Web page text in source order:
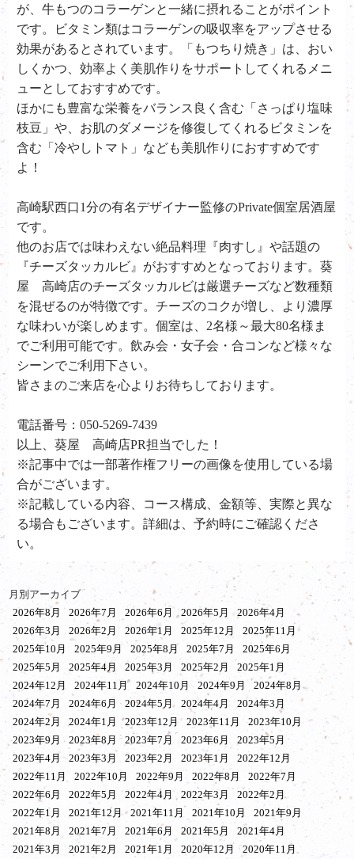
が、牛もつのコラーゲンと一緒に摂れることがポイント
です。ビタミン類はコラーゲンの吸収率をアップさせる
効果があるとされています。「もつちり焼き」は、おい
しくかつ、効率よく美肌作りをサポートしてくれるメニ
ューとしておすすめです。
ほかにも豊富な栄養をバランス良く含む「さっぱり塩味
枝豆」や、お肌のダメージを修復してくれるビタミンを
含む「冷やしトマト」なども美肌作りにおすすめです
よ！
高崎駅西口1分の有名デザイナー監修のPrivate個室居酒屋
です。
他のお店では味わえない絶品料理『肉すし』や話題の
『チーズタッカルビ』がおすすめとなっております。葵
屋 高崎店のチーズタッカルビは厳選チーズなど数種類
を混ぜるのが特徴です。チーズのコクが増し、より濃厚
な味わいが楽しめます。個室は、2名様～最大80名様ま
でご利用可能です。飲み会・女子会・合コンなど様々な
シーンでご利用下さい。
皆さまのご来店を心よりお待ちしております。
電話番号：050-5269-7439
以上、葵屋 高崎店PR担当でした！
※記事中では一部著作権フリーの画像を使用している場
合がございます。
※記載している内容、コース構成、金額等、実際と異な
る場合もございます。詳細は、予約時にご確認くださ
い。
月別アーカイブ
2026年8月
2026年7月 2026年6月 2026年5月
2026年4月
2026年3月
2026年2月 2026年1月 2025年12月
2025年11月
2025年10月
2025年9月 2025年8月 2025年7月
2025年6月
2025年5月
2025年4月 2025年3月 2025年2月
2025年1月
2024年12月
2024年11月 2024年10月 2024年9月
2024年8月
2024年7月
2024年6月 2024年5月 2024年4月
2024年3月
2024年2月
2024年1月 2023年12月 2023年11月
2023年10月
2023年9月
2023年8月 2023年7月 2023年6月
2023年5月
2023年4月
2023年3月 2023年2月 2023年1月
2022年12月
2022年11月
2022年10月 2022年9月 2022年8月
2022年7月
2022年6月
2022年5月 2022年4月 2022年3月
2022年2月
2022年1月
2021年12月 2021年11月 2021年10月
2021年9月
2021年8月
2021年7月 2021年6月 2021年5月
2021年4月
2021年3月
2021年2月 2021年1月 2020年12月
2020年11月